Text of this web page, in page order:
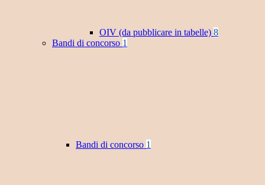
OIV (da pubblicare in tabelle) 8
Bandi di concorso 1
Bandi di concorso 1